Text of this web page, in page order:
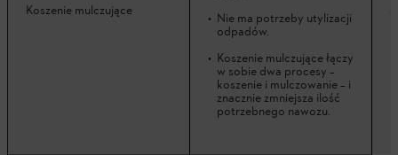
Koszenie mulczujące
Nie ma potrzeby utylizacji
odpadów.
Koszenie mulczujące łączy
w sobie dwa procesy –
koszenie i mulczowanie – i
znacznie zmniejsza ilość
potrzebnego nawozu.